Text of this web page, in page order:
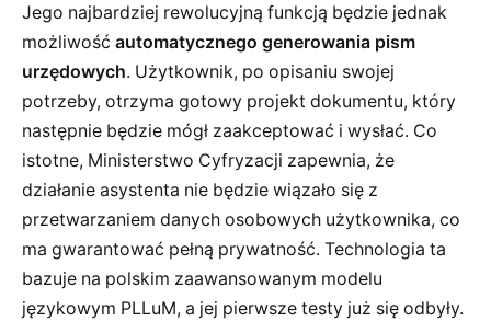
Jego najbardziej rewolucyjną funkcją będzie jednak
możliwość automatycznego generowania pism
urzędowych. Użytkownik, po opisaniu swojej
potrzeby, otrzyma gotowy projekt dokumentu, który
następnie będzie mógł zaakceptować i wysłać. Co
istotne, Ministerstwo Cyfryzacji zapewnia, że
działanie asystenta nie będzie wiązało się z
przetwarzaniem danych osobowych użytkownika, co
ma gwarantować pełną prywatność. Technologia ta
bazuje na polskim zaawansowanym modelu
językowym PLLuM, a jej pierwsze testy już się odbyły.